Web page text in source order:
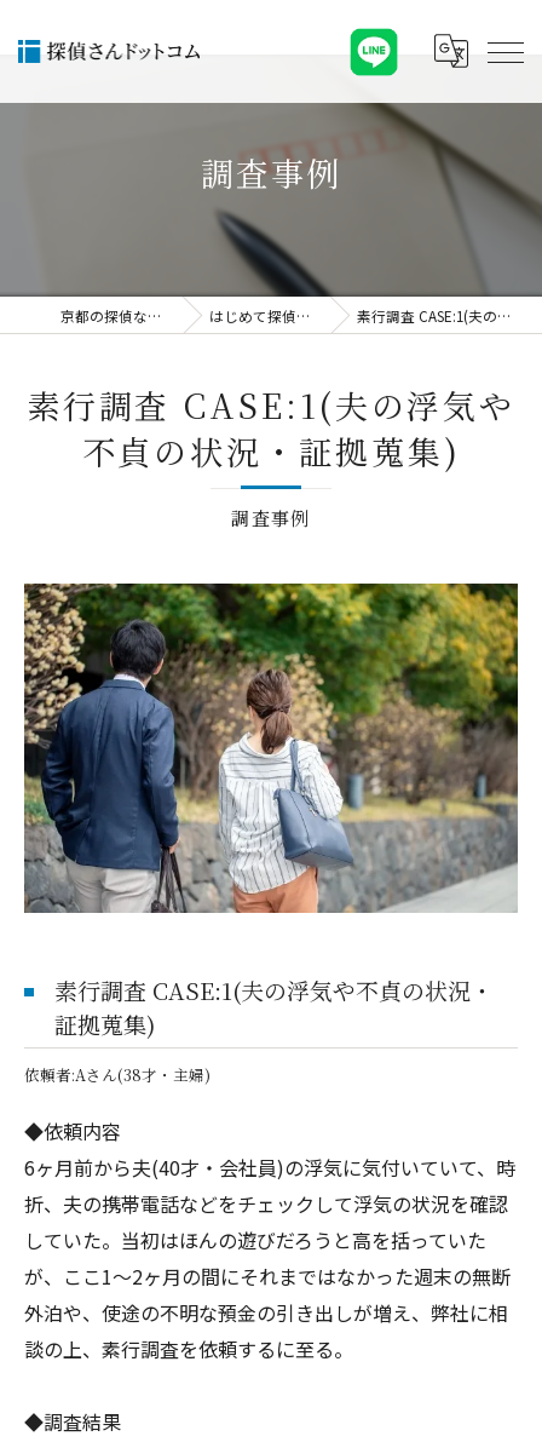
調査事例
京都の探偵なら探偵さんドットコム はじめて探偵社をご利用される方へ 素行調査 CASE:1(夫の浮気や不貞の状況・証拠蒐集)
調査事例
素行調査 CASE:1(夫の浮気や
不貞の状況・証拠蒐集)
素行調査 CASE:1(夫の浮気や不貞の状況・
証拠蒐集)
依頼者:Aさん(38才・主婦)
◆依頼内容
6ヶ月前から夫(40才・会社員)の浮気に気付いていて、時
折、夫の携帯電話などをチェックして浮気の状況を確認
していた。当初はほんの遊びだろうと高を括っていた
が、ここ1〜2ヶ月の間にそれまではなかった週末の無断
外泊や、使途の不明な預金の引き出しが増え、弊社に相
談の上、素行調査を依頼するに至る。
◆調査結果